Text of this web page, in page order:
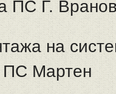
ПС Г.
на
ПС Мартен